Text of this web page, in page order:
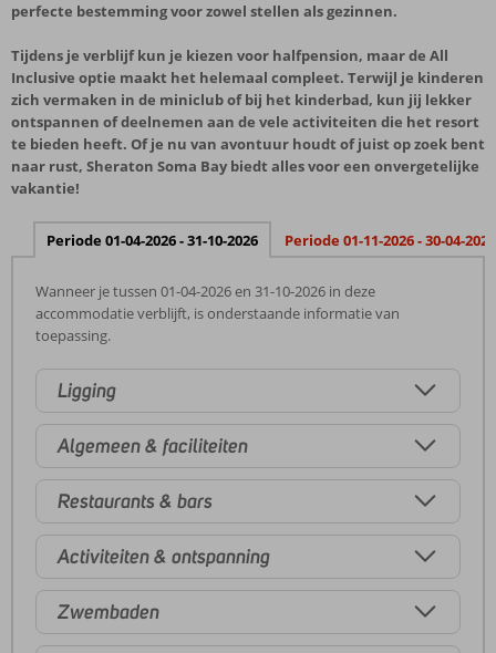
perfecte bestemming voor zowel stellen als gezinnen.
Tijdens je verblijf kun je kiezen voor halfpension, maar de All
Inclusive optie maakt het helemaal compleet. Terwijl je kinderen
zich vermaken in de miniclub of bij het kinderbad, kun jij lekker
ontspannen of deelnemen aan de vele activiteiten die het resort
te bieden heeft. Of je nu van avontuur houdt of juist op zoek bent
naar rust, Sheraton Soma Bay biedt alles voor een onvergetelijke
vakantie!
Periode 01-04-2026 - 31-10-2026 Periode 01-11-2026 - 30-04-2027
Wanneer je tussen 01-04-2026 en 31-10-2026 in deze
accommodatie verblijft, is onderstaande informatie van
toepassing.
Ligging
Algemeen & faciliteiten
Restaurants & bars
Activiteiten & ontspanning
Zwembaden